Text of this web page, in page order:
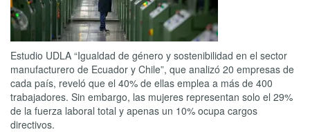
Estudio UDLA “Igualdad de género y sostenibilidad en el sector
manufacturero de Ecuador y Chile”, que analizó 20 empresas de
cada país, reveló que el 40% de ellas emplea a más de 400
trabajadores. Sin embargo, las mujeres representan solo el 29%
de la fuerza laboral total y apenas un 10% ocupa cargos
directivos.